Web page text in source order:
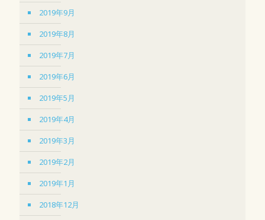
2019年9月
2019年8月
2019年7月
2019年6月
2019年5月
2019年4月
2019年3月
2019年2月
2019年1月
2018年12月